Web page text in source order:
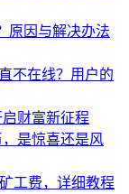
原因与解决办法
不在线？用户的
财富新征程
是惊喜还是风
工费，详细教程